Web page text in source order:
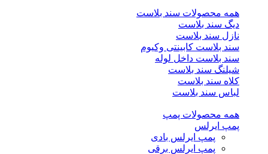
همه محصولات سند بلاست
دیگ سند بلاست
نازل سند بلاست
سند بلاست کابینتی وکیوم
سند بلاست داخل لوله
شیلنگ سند بلاست
کلاه سند بلاست
لباس سند بلاست
همه محصولات پمپ
پمپ ایرلس
پمپ ایرلس بادی
پمپ ایرلس برقی